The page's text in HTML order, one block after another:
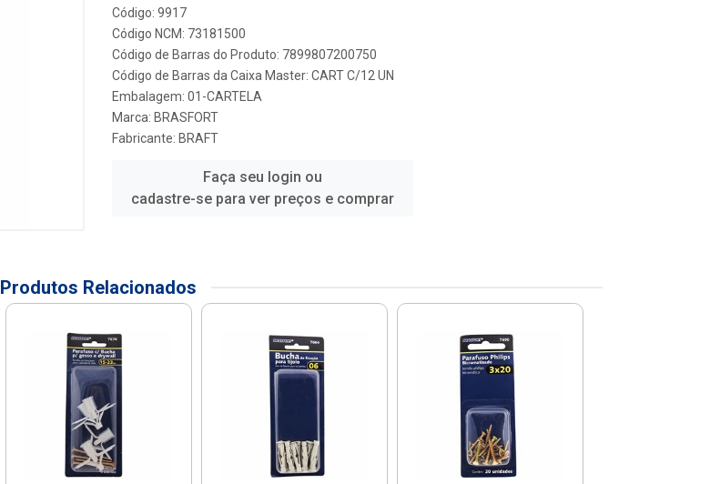
Código: 9917
Código NCM: 73181500
Código de Barras do Produto: 7899807200750
Código de Barras da Caixa Master: CART C/12 UN
Embalagem: 01-CARTELA
Marca: BRASFORT
Fabricante: BRAFT
Faça seu login ou
cadastre-se para ver preços e comprar
Produtos Relacionados